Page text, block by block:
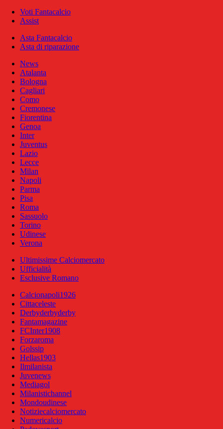
Voti Fantacalcio
Assist
Asta Fantacalcio
Asta di riparazione
News
Atalanta
Bologna
Cagliari
Como
Cremonese
Fiorentina
Genoa
Inter
Juventus
Lazio
Lecce
Milan
Napoli
Parma
Pisa
Roma
Sassuolo
Torino
Udinese
Verona
Ultimissime Calciomercato
Ufficialità
Esclusive Romano
Calcionapoli1926
Cittaceleste
Derbyderbyderby
Fantamagazine
FCInter1908
Forzaroma
Golssip
Hellas1903
Ilmilanista
Juvenews
Mediagol
Milanistichannel
Mondoudinese
Notiziecalciomercato
Numericalcio